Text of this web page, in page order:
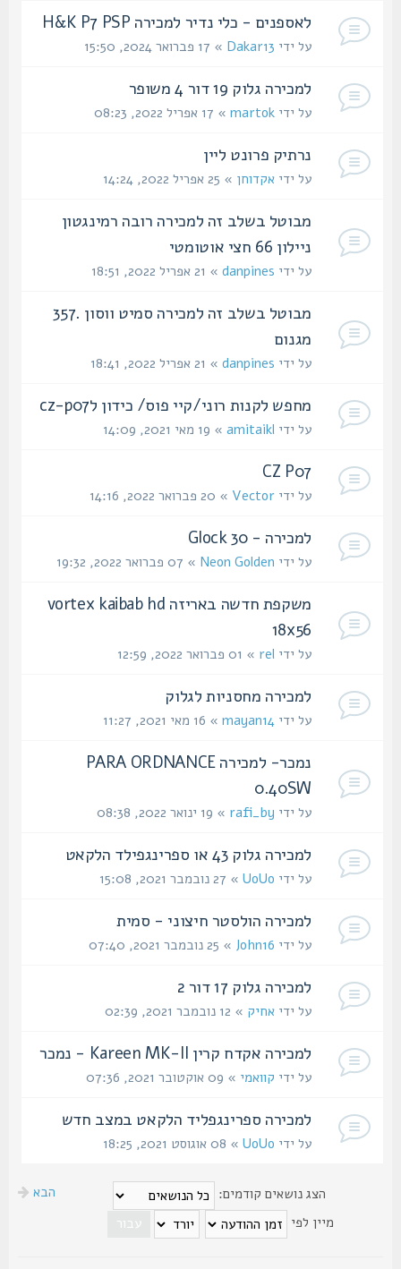
לאספנים - כלי נדיר למכירה H&K P7 PSP
על ידיDakar13» 17 פברואר 2024, 15:50
למכירה גלוק 19 דור 4 משופר
על ידיmartok» 17 אפריל 2022, 08:23
נרתיק פרונט ליין
על ידיאקדוחן» 25 אפריל 2022, 14:24
מבוטל בשלב זה למכירה רובה רמינגטון
ניילון 66 חצי אוטומטי
על ידיdanpines» 21 אפריל 2022, 18:51
מבוטל בשלב זה למכירה סמיט ווסון .357
מגנום
על ידיdanpines» 21 אפריל 2022, 18:41
מחפש לקנות רוני/קיי פוס/ כידון לcz-p07
על ידיamitaikl» 19 מאי 2021, 14:09
CZ P07
על ידיVector» 20 פברואר 2022, 14:16
למכירה - Glock 30
על ידיNeon Golden» 07 פברואר 2022, 19:32
משקפת חדשה באריזה vortex kaibab hd
18x56
על ידיrel» 01 פברואר 2022, 12:59
למכירה מחסניות לגלוק
על ידיmayan14» 16 מאי 2021, 11:27
נמכר- למכירה PARA ORDNANCE
0.40SW
על ידיrafi_by» 19 ינואר 2022, 08:38
למכירה גלוק 43 או ספרינגפילד הלקאט
על ידיUoUo» 27 נובמבר 2021, 15:08
למכירה הולסטר חיצוני - סמית
על ידיJohn16» 25 נובמבר 2021, 07:40
למכירה גלוק 17 דור 2
על ידיאחיק» 12 נובמבר 2021, 02:39
למכירה אקדח קרין Kareen MK-II - נמכר
על ידיקוואמי» 09 אוקטובר 2021, 07:36
למכירה ספרינגפליד הלקאט במצב חדש
על ידיUoUo» 08 אוגוסט 2021, 18:25
הצג נושאים קודמים:
מיין לפי